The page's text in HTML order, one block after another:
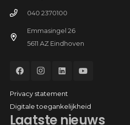
Laatste nieuws
040 2370100
Emmasingel 26
5611 AZ Eindhoven
Privacy statement
Digitale toegankelijkheid